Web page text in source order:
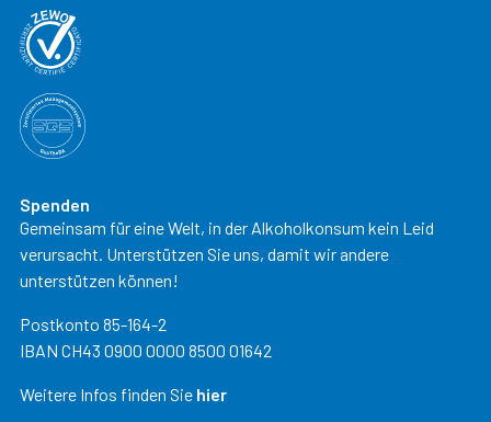
Spenden
Gemeinsam für eine Welt, in der Alkoholkonsum kein Leid
verursacht. Unterstützen Sie uns, damit wir andere
unterstützen können!
Postkonto 85-164-2
IBAN CH43 0900 0000 8500 01642
Weitere Infos finden Sie hier